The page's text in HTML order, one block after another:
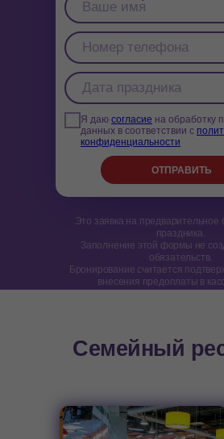
Это заявка на предварительное
праздника.
Заполнение этой формы не
обязательств.
Бронирование считается
внесения предоплаты в
Я даю согласие на обработку
данных в соответствии с
конфиденциальности
ОТПРАВИТЬ
Семейный